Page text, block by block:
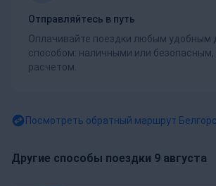
Отправляйтесь в путь
Оплачивайте поездки любым удобным
способом: наличными или
расчетом.
Посмотреть обратный маршрут
Другие способы поездки 9 августа